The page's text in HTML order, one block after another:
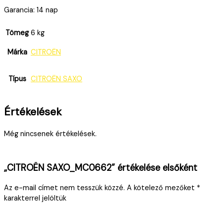
Garancia: 14 nap
Tömeg 6 kg
Márka CITROËN
Típus CITROËN SAXO
Értékelések
Még nincsenek értékelések.
„CITROËN SAXO_MC0662” értékelése elsőként
Az e-mail címet nem tesszük közzé. A kötelező mezőket *
karakterrel jelöltük